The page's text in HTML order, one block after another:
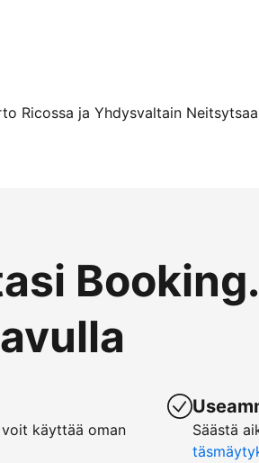
Ricossa ja Yhdysvaltain
käyttää oman
Säästä